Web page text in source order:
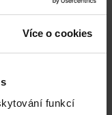
Více o cookies
funkcí